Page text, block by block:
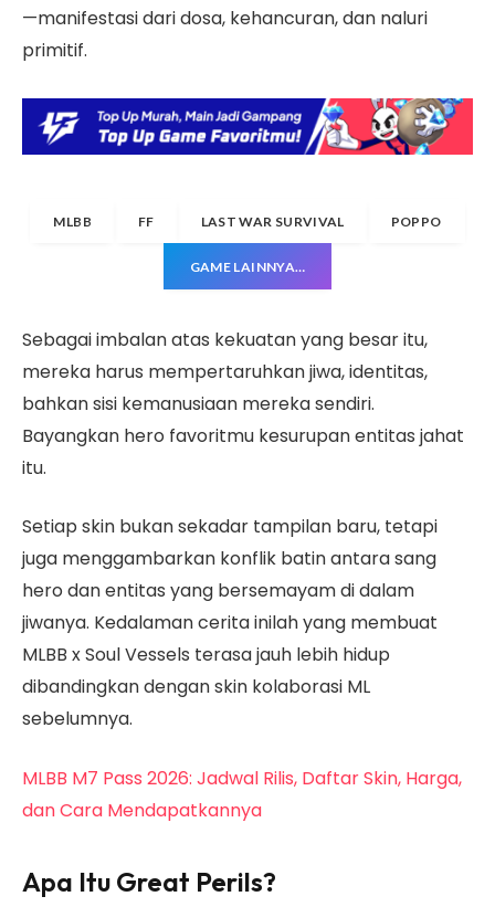
—manifestasi dari dosa, kehancuran, dan naluri
primitif.
MLBB FF LAST WAR SURVIVAL POPPO
GAME LAINNYA…
Sebagai imbalan atas kekuatan yang besar itu,
mereka harus mempertaruhkan jiwa, identitas,
bahkan sisi kemanusiaan mereka sendiri.
Bayangkan hero favoritmu kesurupan entitas jahat
itu.
Setiap skin bukan sekadar tampilan baru, tetapi
juga menggambarkan konflik batin antara sang
hero dan entitas yang bersemayam di dalam
jiwanya. Kedalaman cerita inilah yang membuat
MLBB x Soul Vessels terasa jauh lebih hidup
dibandingkan dengan skin kolaborasi ML
sebelumnya.
MLBB M7 Pass 2026: Jadwal Rilis, Daftar Skin, Harga,
dan Cara Mendapatkannya
Apa Itu Great Perils?